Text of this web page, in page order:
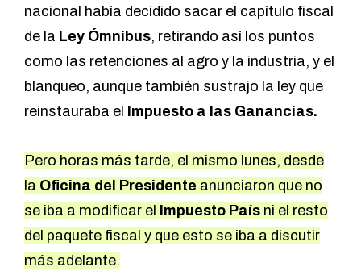
nacional había decidido sacar el capítulo fiscal
de la Ley Ómnibus, retirando así los puntos
como las retenciones al agro y la industria, y el
blanqueo, aunque también sustrajo la ley que
reinstauraba el Impuesto a las Ganancias.
Pero horas más tarde, el mismo lunes, desde
la Oficina del Presidente anunciaron que no
se iba a modificar el Impuesto País ni el resto
del paquete fiscal y que esto se iba a discutir
más adelante.